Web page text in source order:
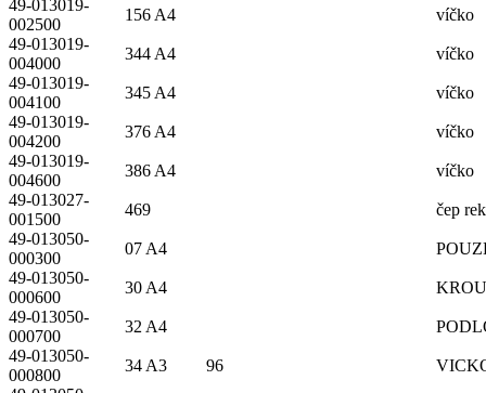
49-013019-
002500
156 A4
víčko
49-013019-
004000
344 A4
víčko
49-013019-
004100
345 A4
víčko
49-013019-
004200
376 A4
víčko
49-013019-
004600
386 A4
víčko
49-013027-
001500
469
čep
49-013050-
000300
07 A4
49-013050-
000600
30 A4
49-013050-
000700
32 A4
49-013050-
000800
34 A3 96